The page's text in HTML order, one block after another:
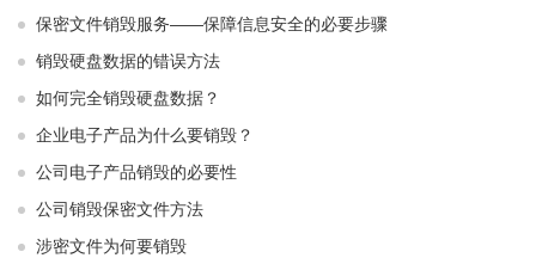
保密文件销毁服务——保障信息安全的必要步骤
销毁硬盘数据的错误方法
如何完全销毁硬盘数据？
企业电子产品为什么要销毁？
公司电子产品销毁的必要性
公司销毁保密文件方法
涉密文件为何要销毁